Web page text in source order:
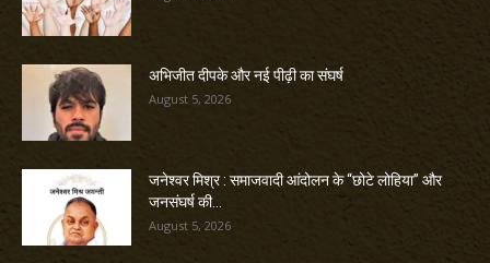
अभिजीत दीपके और नई पीढ़ी का संघर्ष
August 5, 2026
जनेश्वर मिश्र : समाजवादी आंदोलन के “छोटे लोहिया” और
जनसंघर्ष की...
August 5, 2026